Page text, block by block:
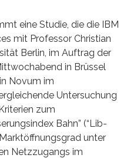
eine Studie, die die IBM
mit Professor Christian
Berlin, im Auftrag der
in Brüssel
Novum im
Untersuchung
zum
Bahn” (“Lib-
unter
Netzzugangs im